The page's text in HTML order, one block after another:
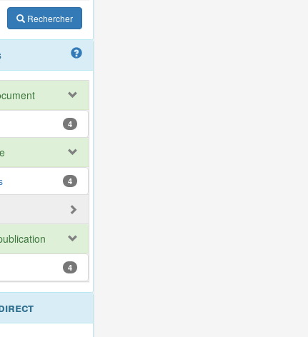
Rechercher
4
4
4